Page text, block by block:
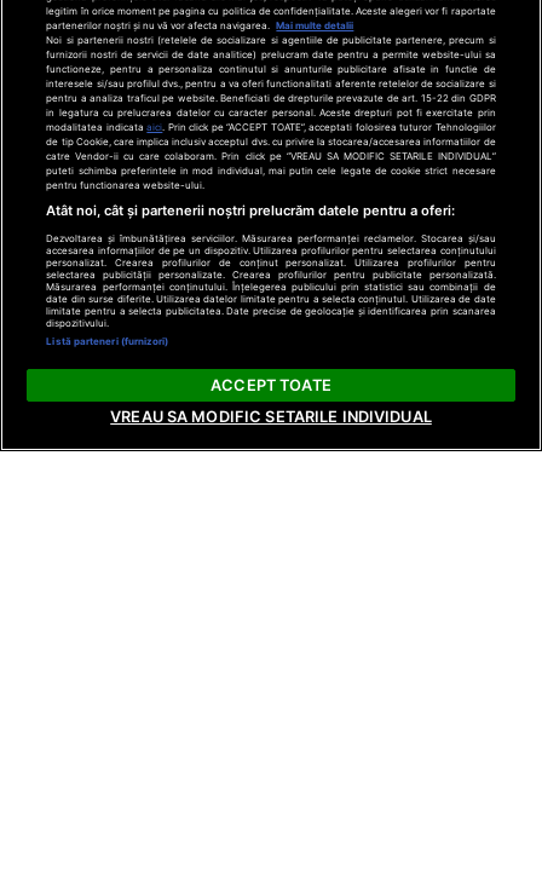
legitim în orice moment pe pagina cu politica de confidențialitate. Aceste alegeri vor fi raportate
partenerilor noștri și nu vă vor afecta navigarea. Mai multe detalii
Noi si partenerii nostri (retelele de socializare si agentiile de publicitate partenere, precum si
furnizorii nostri de servicii de date analitice) prelucram date pentru a permite website-ului sa
functioneze, pentru a personaliza continutul si anunturile publicitare afisate in functie de
interesele si/sau profilul dvs., pentru a va oferi functionalitati aferente retelelor de socializare si
pentru a analiza traficul pe website. Beneficiati de drepturile prevazute de art. 15-22 din GDPR
in legatura cu prelucrarea datelor cu caracter personal. Aceste drepturi pot fi exercitate prin
modalitatea indicataaici. Prin click pe “ACCEPT TOATE”, acceptati folosirea tuturor Tehnologiilor
de tip Cookie, care implica inclusiv acceptul dvs. cu privire la stocarea/accesarea informatiilor de
catre Vendor-ii cu care colaboram. Prin click pe “VREAU SA MODIFIC SETARILE INDIVIDUAL”
puteti schimba preferintele in mod individual, mai putin cele legate de cookie strict necesare
pentru functionarea website-ului.
Atât noi, cât și partenerii noștri prelucrăm datele pentru a oferi:
Dezvoltarea și îmbunătățirea serviciilor. Măsurarea performanței reclamelor. Stocarea și/sau
accesarea informațiilor de pe un dispozitiv. Utilizarea profilurilor pentru selectarea conținutului
personalizat. Crearea profilurilor de conținut personalizat. Utilizarea profilurilor pentru
selectarea publicității personalizate. Crearea profilurilor pentru publicitate personalizată.
Măsurarea performanței conținutului. Înțelegerea publicului prin statistici sau combinații de
date din surse diferite. Utilizarea datelor limitate pentru a selecta conținutul. Utilizarea de date
limitate pentru a selecta publicitatea. Date precise de geolocație și identificarea prin scanarea
dispozitivului.
Listă parteneri (furnizori)
ACCEPT TOATE
VREAU SA MODIFIC SETARILE INDIVIDUAL